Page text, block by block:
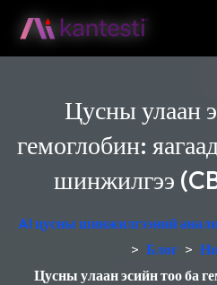
Цусны улаан
гемоглобин:
шинжилгээ
AI цусны шинжилгээний
> Блог >
Цусны улаан эсийн тоо ба